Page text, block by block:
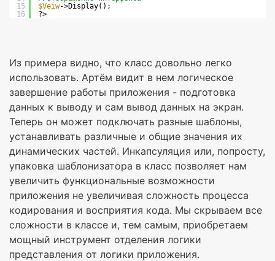
15
16
$Veiw->Display();
?>
Из примера видно, что класс довольно легко
использовать. Артём видит в нем логическое
завершение работы приложения - подготовка
данных к выводу и сам вывод данных на экран.
Теперь он может подключать разные шаблоны,
устанавливать различные и общие значения их
динамических частей. Инкапсуляция или, попросту,
упаковка шаблонизатора в класс позволяет нам
увеличить функциональные возможности
приложения не увеличивая сложность процесса
кодирования и восприятия кода. Мы скрываем все
сложности в классе и, тем самым, приобретаем
мощный инструмент отделения логики
представления от логики приложения.